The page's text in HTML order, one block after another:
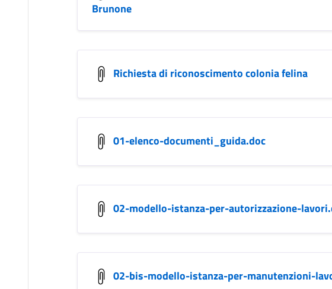
Brunone
Richiesta di riconoscimento colonia felina
01-elenco-documenti_guida.doc
02-modello-istanza-per-autorizzazione-
02-bis-modello-istanza-per-manutenzioni-